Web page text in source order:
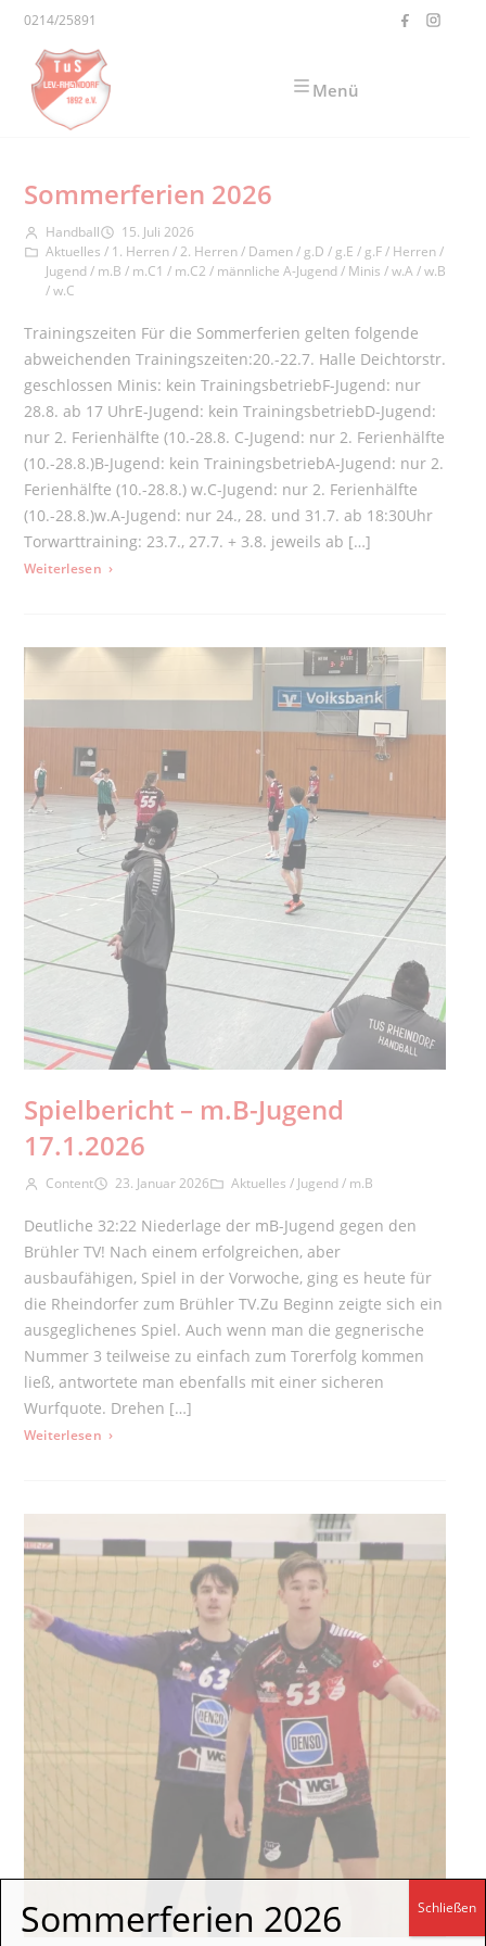
Zum Inhalt springen
0214/25891
Menü
Sommerferien 2026
Beitrags-Autor:
HandballBeitrag veröffentlicht:
15. Juli 2026
Beitrags-Kategorie:
Aktuelles / 1. Herren/2. Herren/ Damen/ g.D / g.E / g.F/ Herren/
Jugend / m.B / m.C1 / m.C2 / männliche A-Jugend / Minis /w.A/w.B
/w.C
Trainingszeiten Für die Sommerferien gelten folgende
abweichenden Trainingszeiten:20.-22.7. Halle Deichtorstr.
geschlossen Minis: kein TrainingsbetriebF-Jugend: nur
28.8. ab 17 UhrE-Jugend: kein TrainingsbetriebD-Jugend:
nur 2. Ferienhälfte (10.-28.8. C-Jugend: nur 2. Ferienhälfte
(10.-28.8.)B-Jugend: kein TrainingsbetriebA-Jugend: nur 2.
Ferienhälfte (10.-28.8.) w.C-Jugend: nur 2. Ferienhälfte
(10.-28.8.)w.A-Jugend: nur 24., 28. und 31.7. ab 18:30Uhr
Torwarttraining: 23.7., 27.7. + 3.8. jeweils ab […]
Weiterlesen: Sommerferien 2026
Spielbericht – m.B-Jugend
17.1.2026
Beitrags-Autor:
ContentBeitrag veröffentlicht:
23. Januar 2026Beitrags-Kategorie:
Aktuelles / Jugend / m.B
Deutliche 32:22 Niederlage der mB-Jugend gegen den
Brühler TV! Nach einem erfolgreichen, aber
ausbaufähigen, Spiel in der Vorwoche, ging es heute für
die Rheindorfer zum Brühler TV.Zu Beginn zeigte sich ein
ausgeglichenes Spiel. Auch wenn man die gegnerische
Nummer 3 teilweise zu einfach zum Torerfolg kommen
ließ, antwortete man ebenfalls mit einer sicheren
Wurfquote. Drehen […]
Weiterlesen: Spielbericht – m.B-Jugend 17.1.2026
Sommerferien 2026 Schließen